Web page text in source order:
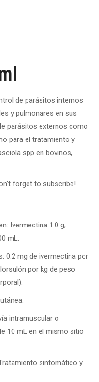
de parásitos internos
y pulmonares en sus
parásitos externos como
para el tratamiento y
spp en bovinos,
forget to subscribe!
Ivermectina 1.0 g,
mL.
0.2 mg de ivermectina por
por kg de peso
intramuscular o
10 mL en el mismo sitio
sintomático y